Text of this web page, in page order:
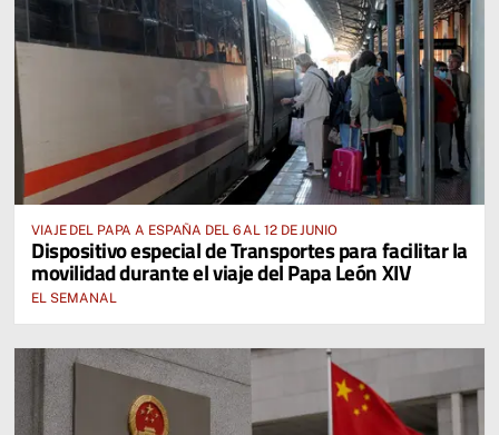
VIAJE DEL PAPA A ESPAÑA DEL 6 AL 12 DE JUNIO
Dispositivo especial de Transportes para facilitar la
movilidad durante el viaje del Papa León XIV
EL SEMANAL